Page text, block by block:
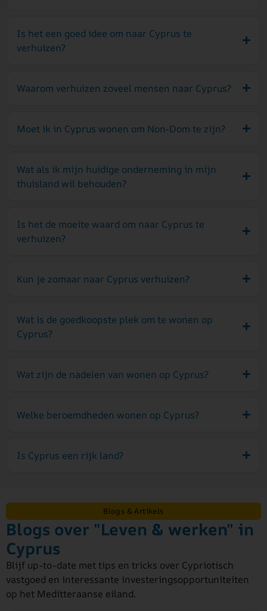
Is het een goed idee om naar Cyprus te
verhuizen?
Waarom verhuizen zoveel mensen naar Cyprus?
Moet ik in Cyprus wonen om Non-Dom te zijn?
Wat als ik mijn huidige onderneming in mijn
thuisland wil behouden?
Is het de moeite waard om naar Cyprus te
verhuizen?
Kun je zomaar naar Cyprus verhuizen?
Wat is de goedkoopste plek om te wonen op
Cyprus?
Wat zijn de nadelen van wonen op Cyprus?
Welke beroemdheden wonen op Cyprus?
Is Cyprus een rijk land?
Blogs & Artikels
Blogs over "Leven & werken" in
Cyprus
Blijf up-to-date met tips en tricks over Cypriotisch
vastgoed en interessante investeringsopportuniteiten
op het Meditteraanse eiland.